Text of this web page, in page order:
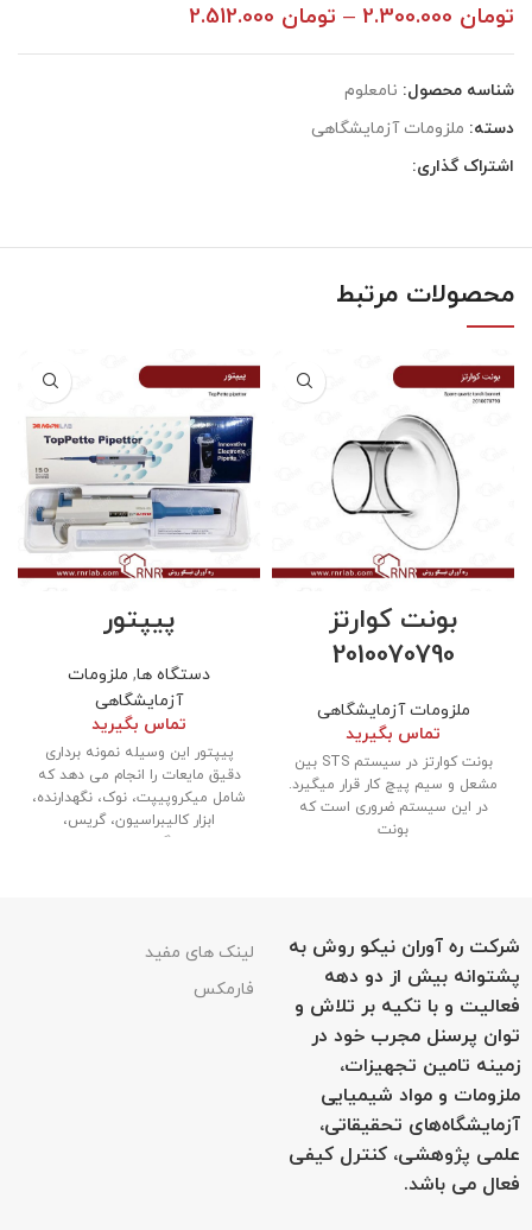
تومان – تومان
شناسه محصول: نامعلوم
دسته: ملزومات آزمایشگاهی
اشتراک گذاری:
محصولات مرتبط
بونت کوارتز
2010070790
ملزومات آزمایشگاهی
تماس بگیرید
بونت کوارتز در سیستم STS بین
مشعل و سیم پیچ کار قرار میگیرد.
در این سیستم ضروری است که
بونت
پیپتور
دستگاه ها, ملزومات
آزمایشگاهی
تماس بگیرید
پیپتور این وسیله نمونه برداری
دقیق مایعات را انجام می دهد که
شامل میکروپیپت، نوک، نگهدارنده،
ابزار کالیبراسیون، گریس،
گواهینامه
شرکت ره آوران نیکو روش به
پشتوانه بیش از دو دهه
فعالیت و با تکیه بر تلاش و
توان پرسنل مجرب خود در
زمینه تامین تجهیزات،
ملزومات و مواد شیمیایی
آزمایشگاه‌های تحقیقاتی،
علمی پژوهشی، کنترل کیفی
فعال می باشد.
لینک های مفید
فارمکس